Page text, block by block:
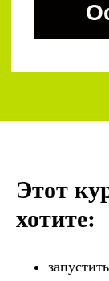
Этот
хотите: